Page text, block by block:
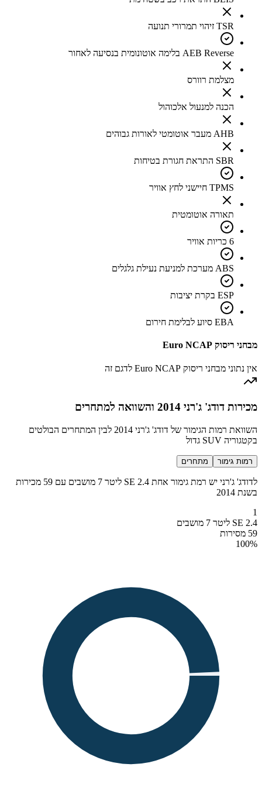
TSR זיהוי תמרורי תנועה
AEB Reverse בלימה אוטונומית בנסיעה לאחור
מצלמת רוורס
הכנה למנעול אלכוהול
AHB מעבר אוטומטי לאורות גבוהים
SBR התראת חגורת בטיחות
TPMS חיישני לחץ אוויר
תאורה אוטומטית
6 כריות אוויר
ABS מערכת למניעת נעילת גלגלים
ESP בקרת יציבות
EBA סיוע לבלימת חירום
מבחני ריסוק Euro NCAP
אין נתוני מבחני ריסוק Euro NCAP לדגם זה
מכירות דודג' ג'רני 2014 והשוואה למתחרים
השוואת רמות הגימור של דודג' ג'רני 2014 לבין המתחרים הבולטים
בקטגוריה SUV גדול
רמות גימור מתחרים
לדודג' ג'רני יש רמת גימור אחת SE 2.4 ליטר 7 מושבים עם 59 מכירות
בשנת 2014
1
SE 2.4 ליטר 7 מושבים
59 מסירות
100%